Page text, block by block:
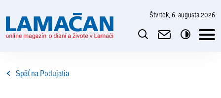
štvrtok, 6. augusta 2026
Späť na Podujatia